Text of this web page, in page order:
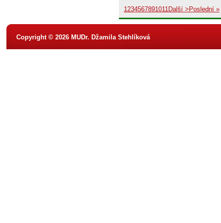
1234567891011Další > Poslední »
Copyright © 2026 MUDr. Džamila Stehlíková